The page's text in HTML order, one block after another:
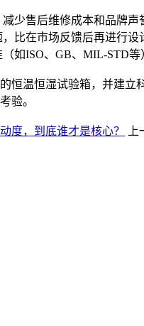
少售后维修成本和品牌声
比在市场反馈后再进行设
如ISO、GB、MIL-STD
恒温恒湿试验箱，并建
验。
度，到底谁才是核心？ 上